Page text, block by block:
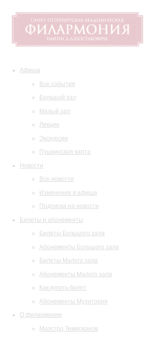
Афиша
Все события
Большой зал
Малый зал
Лекции
Экскурсии
Пушкинская карта
Новости
Все новости
Изменения в афише
Подписка на новости
Билеты и абонементы
Билеты Большого зала
Абонементы Большого зала
Билеты Малого зала
Абонементы Малого зала
Как купить билет
Абонементы Музитория
О филармонии
Маэстро Темирканов